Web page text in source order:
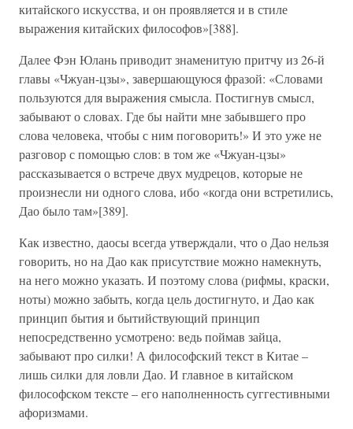
китайского искусства, и он проявляется и в стиле
выражения китайских философов»[388].
Далее Фэн Юлань приводит знаменитую притчу из 26-й
главы «Чжуан-цзы», завершающуюся фразой: «Словами
пользуются для выражения смысла. Постигнув смысл,
забывают о словах. Где бы найти мне забывшего про
слова человека, чтобы с ним поговорить!» И это уже не
разговор с помощью слов: в том же «Чжуан-цзы»
рассказывается о встрече двух мудрецов, которые не
произнесли ни одного слова, ибо «когда они встретились,
Дао было там»[389].
Как известно, даосы всегда утверждали, что о Дао нельзя
говорить, но на Дао как присутствие можно намекнуть,
на него можно указать. И поэтому слова (рифмы, краски,
ноты) можно забыть, когда цель достигнуто, и Дао как
принцип бытия и бытийствующий принцип
непосредственно усмотрено: ведь поймав зайца,
забывают про силки! А философский текст в Китае –
лишь силки для ловли Дао. И главное в китайском
философском тексте – его наполненность суггестивными
афоризмами.